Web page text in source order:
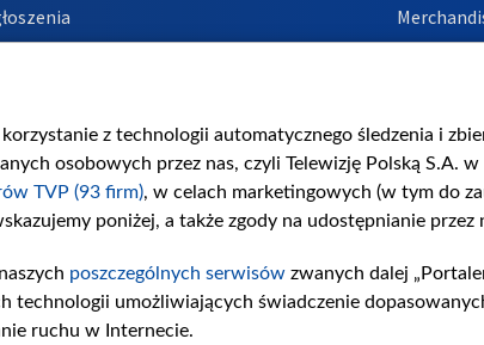
Polityka
z technologii automatycznego śledzenia i
osobowych przez nas, czyli Telewizję Polską S.A.
TVP (93 firm), w celach marketingowych (w tym do
poniżej, a także zgody na udostępnianie
poszczególnych serwisów zwanych dalej
umożliwiających świadczenie
ruchu w Internecie.